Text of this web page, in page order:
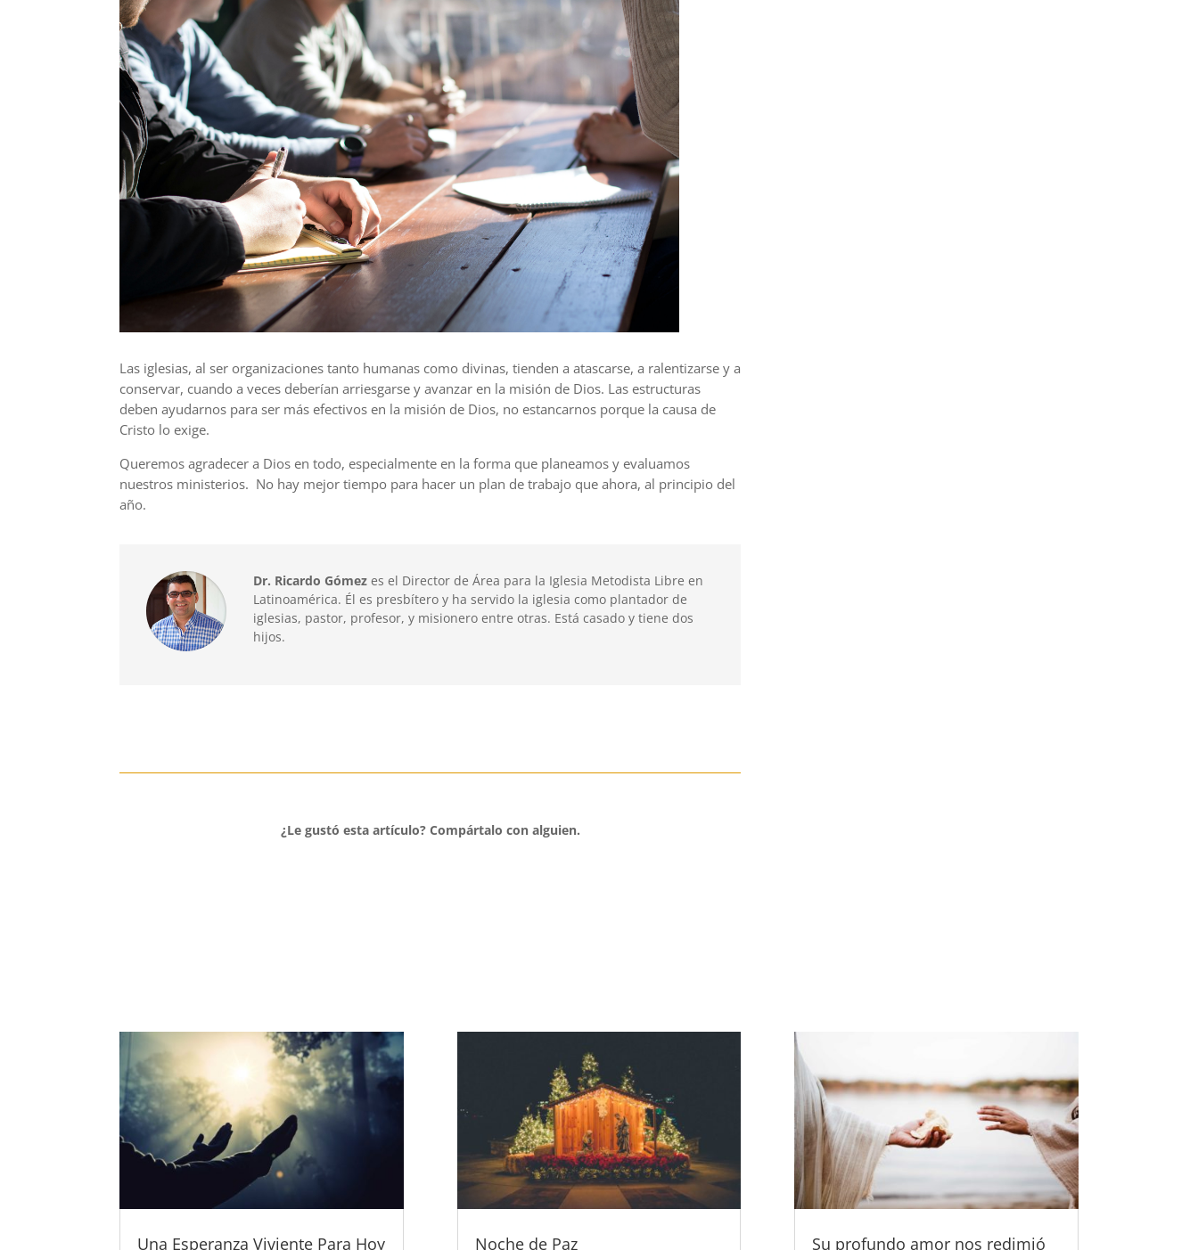
Las iglesias, al ser organizaciones tanto humanas como divinas, tienden a atascarse, a ralentizarse y a
conservar, cuando a veces deberían arriesgarse y avanzar en la misión de Dios. Las estructuras
deben ayudarnos para ser más efectivos en la misión de Dios, no estancarnos porque la causa de
Cristo lo exige.
Queremos agradecer a Dios en todo, especialmente en la forma que planeamos y evaluamos
nuestros ministerios. No hay mejor tiempo para hacer un plan de trabajo que ahora, al principio del
año.
Dr. Ricardo Gómez es el Director de Área para la Iglesia Metodista Libre en
Latinoamérica. Él es presbítero y ha servido la iglesia como plantador de
iglesias, pastor, profesor, y misionero entre otras. Está casado y tiene dos
hijos.
¿Le gustó esta artículo? Compártalo con alguien.
Una Esperanza Viviente Para Hoy Noche de Paz Su profundo amor nos redimió